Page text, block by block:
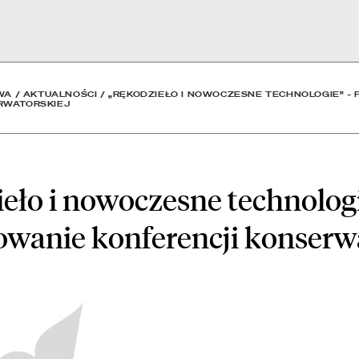
technologie” –
/ AKTUALNOŚCI /„RĘKODZIEŁO I NOWOCZESNE TECHNOLOGIE” –
i nowoczesne
konferencji